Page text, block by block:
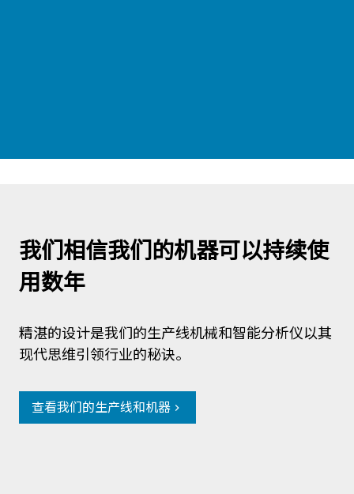
我们相信我们的机器可以持续使
用数年
精湛的设计是我们的生产线机械和智能分析仪以其
现代思维引领行业的秘诀。
查看我们的生产线和机器